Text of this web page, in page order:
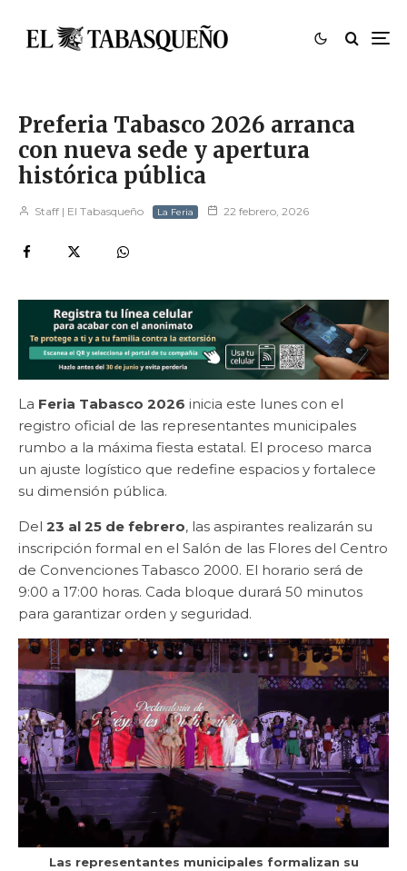
Preferia Tabasco 2026 arranca
con nueva sede y apertura
histórica pública
Staff | El Tabasqueño La Feria 22 febrero, 2026
La Feria Tabasco 2026 inicia este lunes con el
registro oficial de las representantes municipales
rumbo a la máxima fiesta estatal. El proceso marca
un ajuste logístico que redefine espacios y fortalece
su dimensión pública.
Del 23 al 25 de febrero, las aspirantes realizarán su
inscripción formal en el Salón de las Flores del Centro
de Convenciones Tabasco 2000. El horario será de
9:00 a 17:00 horas. Cada bloque durará 50 minutos
para garantizar orden y seguridad.
Las representantes municipales formalizan su